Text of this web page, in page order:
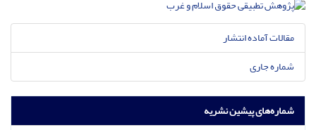
مقالات آماده انتشار
شماره جاری
شماره‌های پیشین نشریه